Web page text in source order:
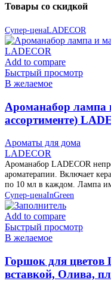
Товары со скидкой
Супер-ценаLADECOR
Add to compare
Быстрый просмотр
В желаемое
Ароманабор лампа
ассортименте)
Ароматы для дома
LADECOR
Ароманабор LADECOR
ароматерапии. Включает
по 10 мл в каждом. Лампа
Супер-ценаInGreen
Add to compare
Быстрый просмотр
В желаемое
Горшок для цветов
вставкой, Олива,